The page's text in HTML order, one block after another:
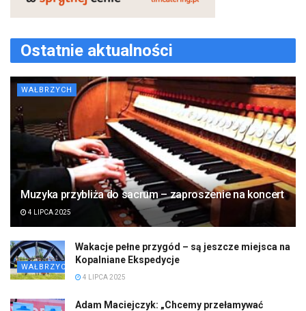
Ostatnie aktualności
WAŁBRZYCH
Muzyka przybliża do sacrum – zaproszenie na koncert
4 LIPCA 2025
WAŁBRZYCH
Wakacje pełne przygód – są jeszcze miejsca na
Kopalniane Ekspedycje
4 LIPCA 2025
Adam Maciejczyk: „Chcemy przełamywać